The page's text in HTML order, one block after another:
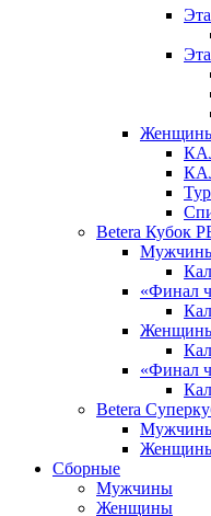
Betera Кубок
«Финал
«Финал
Betera
Сборные
Мужчины
Женщины